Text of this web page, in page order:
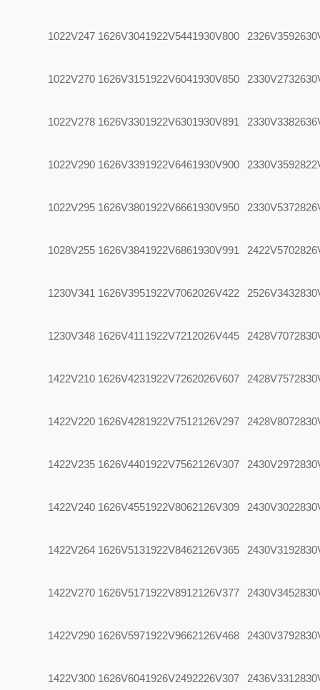
1022V247 1626V3041922V5441930V800 2326V359
1022V270 1626V3151922V6041930V850 2330V273
1022V278 1626V3301922V6301930V891 2330V338
1022V290 1626V3391922V6461930V900 2330V359
1022V295 1626V3801922V6661930V950 2330V537
1028V255 1626V3841922V6861930V991 2422V570
1230V341 1626V3951922V7062026V422 2526V343
1230V348 1626V411 1922V7212026V445 2428V707
1422V210 1626V4231922V7262026V607 2428V757
1422V220 1626V4281922V7512126V297 2428V807
1422V235 1626V4401922V7562126V307 2430V297
1422V240 1626V4551922V8062126V309 2430V302
1422V264 1626V5131922V8462126V365 2430V319
1422V270 1626V5171922V8912126V377 2430V345
1422V290 1626V5971922V9662126V468 2430V379
1422V300 1626V6041926V2492226V307 2436V331